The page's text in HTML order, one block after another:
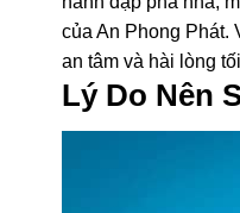
Trong bài viết này,
nhà cũ với hiệu quả
hành đập phá nhà,
của An Phong
an tâm và hài lòng